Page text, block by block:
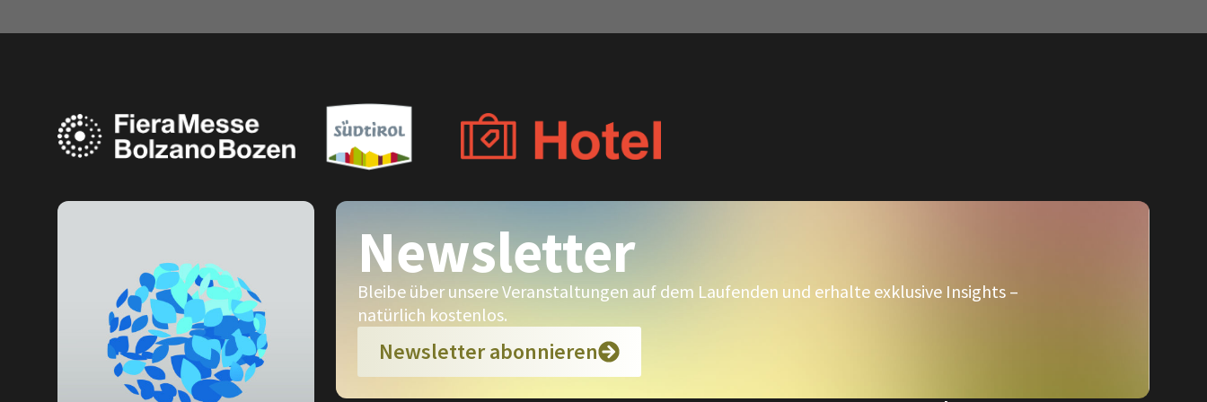
Newsletter
Bleibe über unsere Veranstaltungen auf dem Laufenden und erhalte exklusive Insights –
natürlich kostenlos.
Newsletter abonnieren